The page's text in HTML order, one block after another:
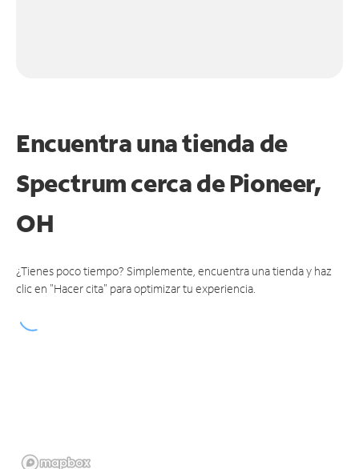
Encuentra una tienda de
Spectrumcerca de Pioneer,
OH
¿Tienes poco tiempo? Simplemente, encuentra una tienda y haz
clic en "Hacer cita" para optimizar tu experiencia.